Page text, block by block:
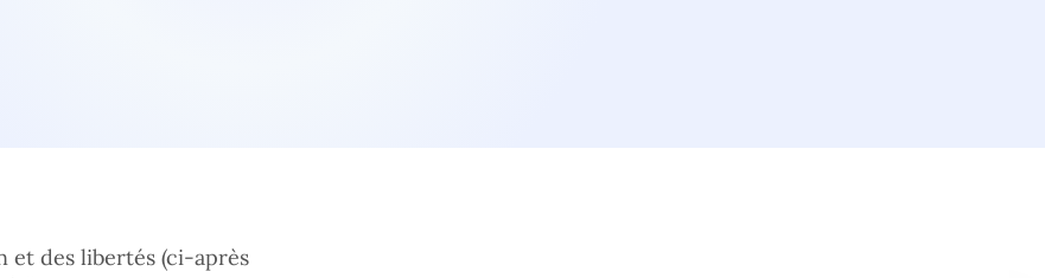
et des libertés (ci-après